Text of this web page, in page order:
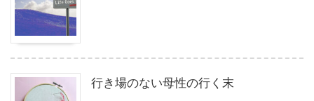
行き場のない母性の行く末